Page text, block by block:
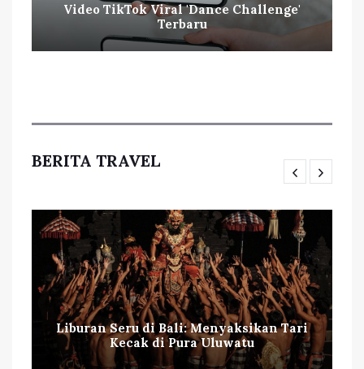
Video TikTok Viral 'Dance Challenge'
Terbaru
BERITA TRAVEL
Liburan Seru di Bali: Menyaksikan Tari
Kecak di Pura Uluwatu